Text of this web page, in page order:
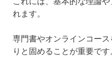
れます。
専門書やオンラインコー
りと固めることが重要です